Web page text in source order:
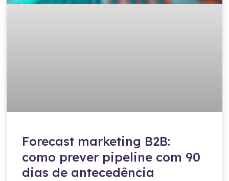
Forecast marketing B2B:
como prever pipeline com 90
dias de antecedência